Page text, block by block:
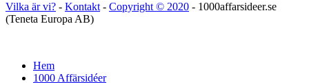
Vilka är vi? - Kontakt - Copyright © 2020 - 1000affarsideer.se
(Teneta Europa AB)
Hem
1000 Affärsidéer